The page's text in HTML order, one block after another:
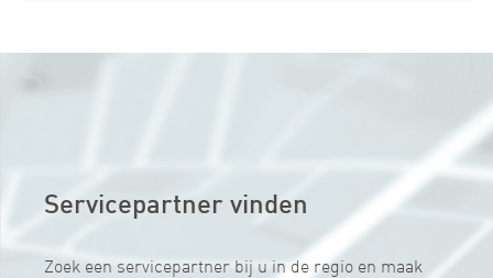
Servicepartner vinden
Zoek een servicepartner bij u in de regio en maak